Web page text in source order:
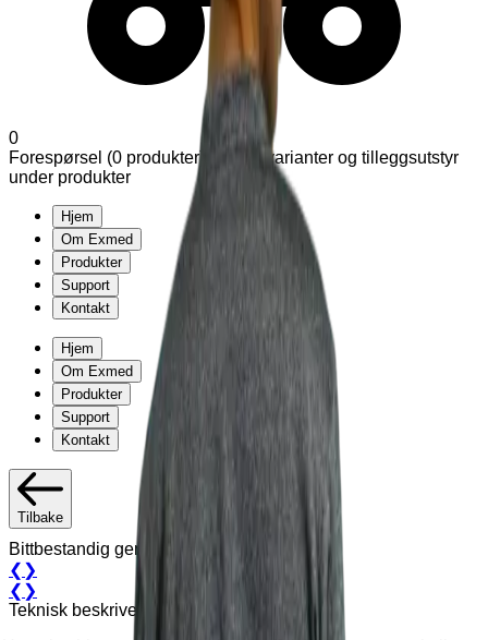
0
Forespørsel (0 produkter)
Legg til varianter og tilleggsutstyr
under produkter
Hjem
Om Exmed
Produkter
Support
Kontakt
Hjem
Om Exmed
Produkter
Support
Kontakt
Tilbake
Bittbestandig genser
❮ ❯
❮ ❯
Teknisk beskrivelse